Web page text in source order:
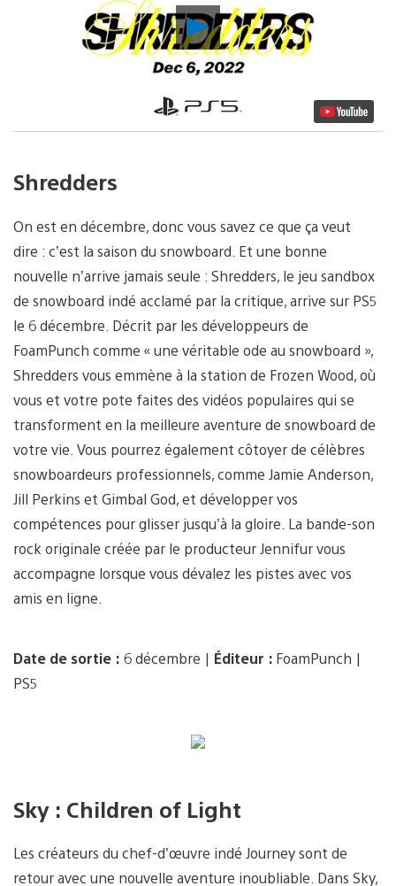
Lancer
la
vidéo
Shredders
On est en décembre, donc vous savez ce que ça veut
dire : c’est la saison du snowboard. Et une bonne
nouvelle n’arrive jamais seule : Shredders, le jeu sandbox
de snowboard indé acclamé par la critique, arrive sur PS5
le 6 décembre. Décrit par les développeurs de
FoamPunch comme « une véritable ode au snowboard »,
Shredders vous emmène à la station de Frozen Wood, où
vous et votre pote faites des vidéos populaires qui se
transforment en la meilleure aventure de snowboard de
votre vie. Vous pourrez également côtoyer de célèbres
snowboardeurs professionnels, comme Jamie Anderson,
Jill Perkins et Gimbal God, et développer vos
compétences pour glisser jusqu’à la gloire. La bande-son
rock originale créée par le producteur Jennifur vous
accompagne lorsque vous dévalez les pistes avec vos
amis en ligne.
Date de sortie : 6 décembre | Éditeur : FoamPunch |
PS5
Sky : Children of Light
Les créateurs du chef-d’œuvre indé Journey sont de
retour avec une nouvelle aventure inoubliable. Dans Sky,